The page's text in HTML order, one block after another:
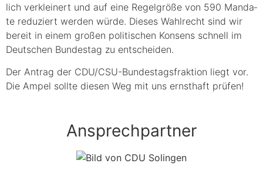
lich ver­klei­nert und auf eine Regel­grö­ße von 590 Man­da­
te redu­ziert wer­den wür­de. Die­ses Wahl­recht sind wir
bereit in einem gro­ßen poli­ti­schen Kon­sens schnell im
Deut­schen Bun­des­tag zu entscheiden.
Der Antrag der CDU/C­SU-Bun­des­tags­frak­ti­on liegt vor.
Die Ampel soll­te die­sen Weg mit uns ernst­haft prüfen!
Ansprechpartner